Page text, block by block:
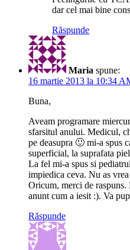
dar cel mai bine
Răspunde
Maria spune:
16 martie 2013 la 10:34
Buna,
Aveam programare
sfarsitul anului. Medicul,
pe deasupra 🙂 mi-a spus
superficial, la suprafata
La fel mi-a spus si
impiedica ceva. Nu as
Oricum, merci de
anunt cum a iesit :). Va
Răspunde